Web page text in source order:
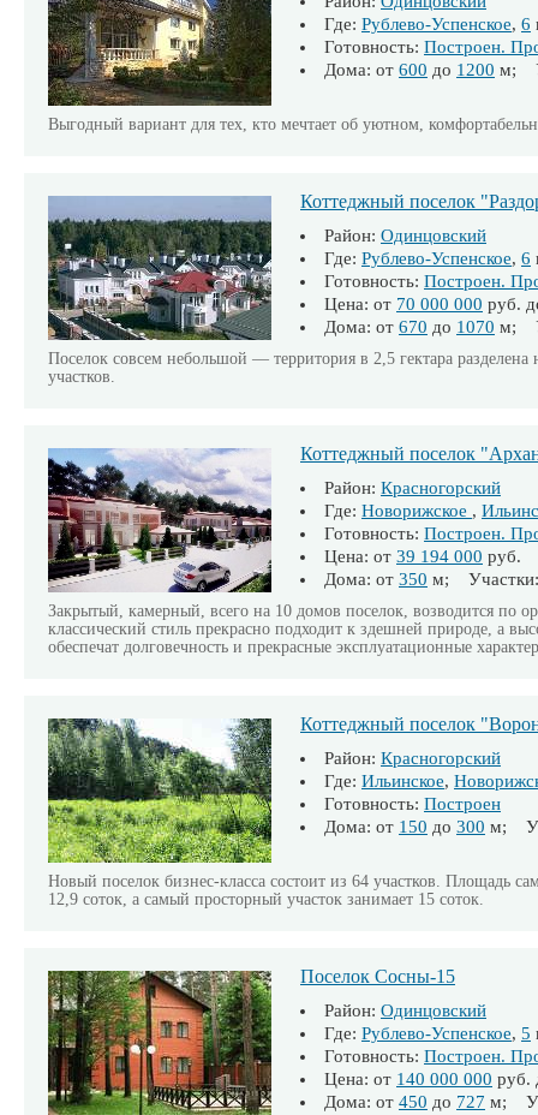
Где: Рублево-Успенское, 6
Готовность: Построен.
Дома: от 600 до 1200 м;
Выгодный вариант для тех, кто мечтает об уютном,
Коттеджный поселок
Район: Одинцовский
Где: Рублево-Успенское, 6
Готовность: Построен.
Цена: от 70 000 000 руб.
Дома: от 670 до 1070 м;
Поселок совсем небольшой — территория в 2,5 гектара
участков.
Коттеджный поселок
Район: Красногорский
Где: Новорижское ,
Готовность: Построен.
Цена: от 39 194 000 руб.
Дома: от 350 м;
Закрытый, камерный, всего на 10 домов поселок, возводится по
классический стиль прекрасно подходит к здешней природе, а
обеспечат долговечность и прекрасные эксплуатационные
Коттеджный поселок
Район: Красногорский
Где: Ильинское,
Готовность: Построен
Дома: от 150 до 300 м;
Новый поселок бизнес-класса состоит из 64 участков. Площадь
12,9 соток, а самый просторный участок занимает 15 соток.
Поселок Сосны-15
Район: Одинцовский
Где: Рублево-Успенское, 5
Готовность: Построен.
Цена: от 140 000 000 руб.
Дома: от 450 до 727 м;